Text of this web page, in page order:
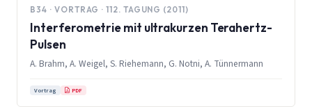
B34 · VORTRAG · 112. TAGUNG (2011)
Interferometrie mit ultrakurzen Terahertz-
Pulsen
A. Brahm, A. Weigel, S. Riehemann, G. Notni, A. Tünnermann
Vortrag PDF